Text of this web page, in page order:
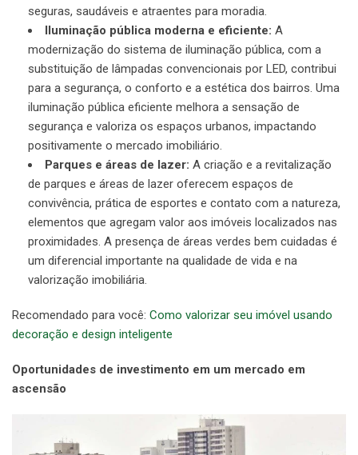
seguras, saudáveis e atraentes para moradia.
Iluminação pública moderna e eficiente: A
modernização do sistema de iluminação pública, com a
substituição de lâmpadas convencionais por LED, contribui
para a segurança, o conforto e a estética dos bairros. Uma
iluminação pública eficiente melhora a sensação de
segurança e valoriza os espaços urbanos, impactando
positivamente o mercado imobiliário.
Parques e áreas de lazer: A criação e a revitalização
de parques e áreas de lazer oferecem espaços de
convivência, prática de esportes e contato com a natureza,
elementos que agregam valor aos imóveis localizados nas
proximidades. A presença de áreas verdes bem cuidadas é
um diferencial importante na qualidade de vida e na
valorização imobiliária.
Recomendado para você: Como valorizar seu imóvel usando
decoração e design inteligente
Oportunidades de investimento em um mercado em
ascensão